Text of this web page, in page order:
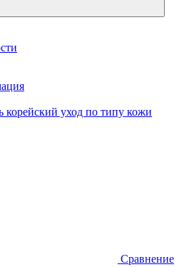
корейский уход по типу кожи
Сравнение